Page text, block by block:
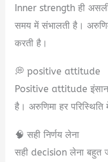
Inner strength ही
समय में संभालती है।
करती है।
💭 positive attitude
Positive attitude
है। अरुणिमा हर
🧠 सही निर्णय लेना
सही decision लेना बहुत